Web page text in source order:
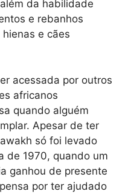
da habilidade
e rebanhos
e cães
acessada por outros
africanos
quando alguém
Apesar de ter
só foi levado
de 1970, quando um
ganhou de presente
por ter ajudado